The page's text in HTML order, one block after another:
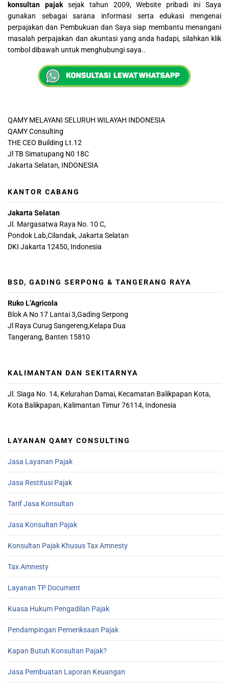
konsultan pajaksejak tahun 2009, Website pribadi ini Saya
gunakan sebagai sarana informasi serta edukasi mengenai
perpajakan dan Pembukuan dan Saya siap membantu menangani
masalah perpajakan dan akuntasi yang anda hadapi, silahkan klik
tombol dibawah untuk menghubungi saya..
QAMY MELAYANI SELURUH WILAYAH INDONESIA
QAMY Consulting
THE CEO Building Lt.12
Jl TB Simatupang N0 18C
Jakarta Selatan, INDONESIA
KANTOR CABANG
Jakarta Selatan
Jl. Margasatwa Raya No. 10 C,
Pondok Lab,Cilandak, Jakarta Selatan
DKI Jakarta 12450, Indonesia
BSD, GADING SERPONG & TANGERANG RAYA
Ruko L’Agricola
Blok A No 17 Lantai 3,Gading Serpong
Jl Raya Curug Sangereng,Kelapa Dua
Tangerang, Banten 15810
KALIMANTAN DAN SEKITARNYA
Jl. Siaga No. 14, Kelurahan Damai, Kecamatan Balikpapan Kota,
Kota Balikpapan, Kalimantan Timur 76114, Indonesia
LAYANAN QAMY CONSULTING
Jasa Layanan Pajak
Jasa Restitusi Pajak
Tarif Jasa Konsultan
Jasa Konsultan Pajak
Konsultan Pajak Khusus Tax Amnesty
Tax Amnesty
Layanan TP Document
Kuasa Hukum Pengadilan Pajak
Pendampingan Pemeriksaan Pajak
Kapan Butuh Konsultan Pajak?
Jasa Pembuatan Laporan Keuangan